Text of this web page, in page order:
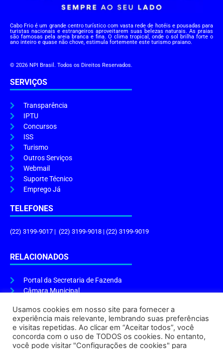
Cabo Frio é um grande centro turístico com vasta rede de hotéis e pousadas para
turistas nacionais e estrangeiros aproveitarem suas belezas naturais. As praias
são famosas pela areia branca e fina. O clima tropical, onde o sol brilha forte o
ano inteiro e quase não chove, estimula fortemente este turismo praiano.
© 2026 NPI Brasil. Todos os Direitos Reservados.
SERVIÇOS
Transparência
IPTU
Concursos
ISS
Turismo
Outros Serviços
Webmail
Suporte Técnico
Emprego Já
TELEFONES
(22) 3199-9017 | (22) 3199-9018 | (22) 3199-9019
RELACIONADOS
Portal da Secretaria de Fazenda
Câmara Municipal
ENDEREÇO E HORÁRIO
Endereço:Praça Tiradentes, s/n – Centro, Cabo Frio – RJ, 28906-290
Usamos cookies em nosso site para fornecer a
experiência mais relevante, lembrando suas preferências
e visitas repetidas. Ao clicar em “Aceitar todos”, você
concorda com o uso de TODOS os cookies. No entanto,
você pode visitar "Configurações de cookies" para